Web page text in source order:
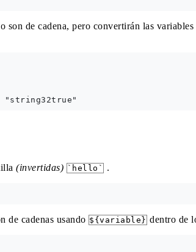
son de cadena, pero convertirán las variables
(invertidas) `hello` .
de cadenas usando ${variable} dentro de